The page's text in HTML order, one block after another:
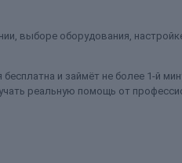
выборе оборудования,
и займёт не более 1-й
реальную помощь от